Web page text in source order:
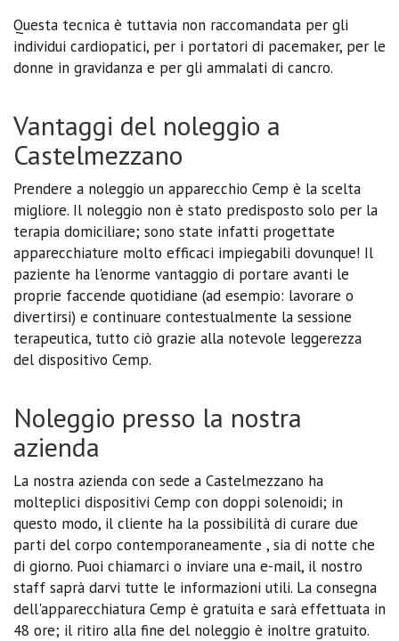
Questa tecnica è tuttavia non raccomandata per gli
individui cardiopatici, per i portatori di pacemaker, per le
donne in gravidanza e per gli ammalati di cancro.
Vantaggi del noleggio a
Castelmezzano
Prendere a noleggio un apparecchio Cemp è la scelta
migliore. Il noleggio non è stato predisposto solo per la
terapia domiciliare; sono state infatti progettate
apparecchiature molto efficaci impiegabili dovunque! Il
paziente ha l'enorme vantaggio di portare avanti le
proprie faccende quotidiane (ad esempio: lavorare o
divertirsi) e continuare contestualmente la sessione
terapeutica, tutto ciò grazie alla notevole leggerezza
del dispositivo Cemp.
Noleggio presso la nostra
azienda
La nostra azienda con sede a Castelmezzano ha
molteplici dispositivi Cemp con doppi solenoidi; in
questo modo, il cliente ha la possibilità di curare due
parti del corpo contemporaneamente , sia di notte che
di giorno. Puoi chiamarci o inviare una e-mail, il nostro
staff saprà darvi tutte le informazioni utili. La consegna
dell'apparecchiatura Cemp è gratuita e sarà effettuata in
48 ore; il ritiro alla fine del noleggio è inoltre gratuito.